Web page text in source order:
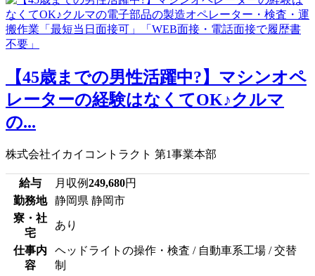
【45歳までの男性活躍中?】マシンオペ
レーターの経験はなくてOK♪クルマ
の...
株式会社イカイコントラクト 第1事業本部
給与 月収例249,680円
勤務地
静岡県 静岡市
寮・社
宅
あり
仕事内
容
ヘッドライトの操作・検査 / 自動車系工場 / 交替
制